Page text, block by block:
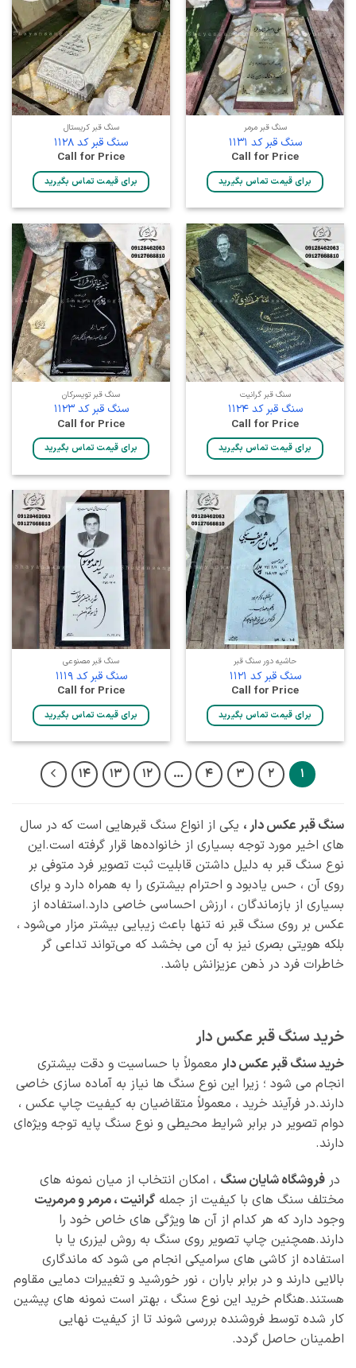
سنگ قبر مرمر
سنگ قبر کد 1131
Call for Price
برای قیمت تماس بگیرید
سنگ قبر کریستال
سنگ قبر کد 1128
Call for Price
برای قیمت تماس بگیرید
سنگ قبر گرانیت
سنگ قبر کد 1124
Call for Price
برای قیمت تماس بگیرید
سنگ قبر تویسرکان
سنگ قبر کد 1123
Call for Price
برای قیمت تماس بگیرید
حاشیه دور سنگ قبر
سنگ قبر کد 1121
Call for Price
برای قیمت تماس بگیرید
سنگ قبر مصنوعی
سنگ قبر کد 1119
Call for Price
برای قیمت تماس بگیرید
1
2
3
4
…
12
13
14
سنگ قبر عکس دار ،یکی از انواع سنگ قبرهایی است که در سال‌
های اخیر مورد توجه بسیاری از خانواده‌ها قرار گرفته است.این
نوع سنگ قبر به دلیل داشتن قابلیت ثبت تصویر فرد متوفی بر
روی آن ، حس یادبود و احترام بیشتری را به همراه دارد و برای
بسیاری از بازماندگان ، ارزش احساسی خاصی دارد.استفاده از
عکس بر روی سنگ قبر نه تنها باعث زیبایی بیشتر مزار می‌شود ،
بلکه هویتی بصری نیز به آن می‌ بخشد که می‌تواند تداعی‌ گر
خاطرات فرد در ذهن عزیزانش باشد.
خرید سنگ قبر عکس دار
خرید سنگ قبر عکس دارمعمولاً با حساسیت و دقت بیشتری
انجام می‌ شود ؛ زیرا این نوع سنگ‌ ها نیاز به آماده‌ سازی خاصی
دارند.در فرآیند خرید ، معمولاً متقاضیان به کیفیت چاپ عکس ،
دوام تصویر در برابر شرایط محیطی و نوع سنگ پایه توجه ویژه‌ای
دارند.
درفروشگاه شایان سنگ، امکان انتخاب از میان نمونه‌ های
مختلف سنگ‌ های با کیفیت از جملهگرانیت ، مرمر و مرمریت
وجود دارد که هر کدام از آن‌ ها ویژگی‌ های خاص خود را
دارند.همچنین چاپ تصویر روی سنگ به روش لیزری یا با
استفاده از کاشی‌ های سرامیکی انجام می‌ شود که ماندگاری
بالایی دارند و در برابر باران ، نور خورشید و تغییرات دمایی مقاوم
هستند.هنگام خرید این نوع سنگ ، بهتر است نمونه‌ های پیشین
کار شده توسط فروشنده بررسی شوند تا از کیفیت نهایی
اطمینان حاصل گردد.